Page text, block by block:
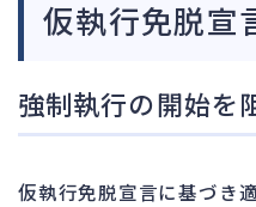
仮執行免脱宣
強制執行の開始を
仮執行免脱宣言に基づき